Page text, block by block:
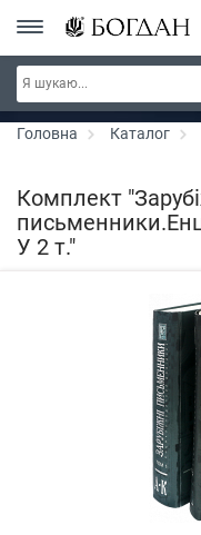
РОЗПРОДАЖ ~ 150 грн ~ 200
300 грн ~
Головна Каталог
Комплект
У 2 т."